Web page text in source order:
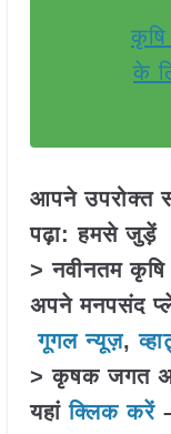
कृषि
के
आपने उपरोक्त
पढ़ा: हमसे जुड़ें
> नवीनतम
अपने मनपसंद
गूगल न्यूज़,
> कृषक जगत
यहांक्लिक करें